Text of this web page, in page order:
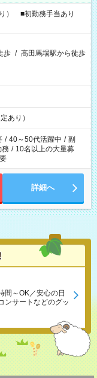
） ■初勤務手当あり
歩 / 高田馬場駅から徒歩
あり）
/ 40～50代活躍中 / 副
務 / 10名以上の大量募
詳細へ
間～OK／安心の日
ンサートなどのグッ